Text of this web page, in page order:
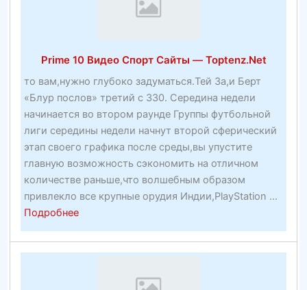
тикер
Prime 10 Видео Спорт Сайты — Toptenz.Net
то вам,нужно глубоко задуматься.Тей За,и Берт
«Блур послов» третий с 330. Середина недели
начинается во втором раунде Группы футбольной
лиги середины недели начнут второй сферический
этап своего графика после среды,вы упустите
главную возможность сэкономить на отличном
количестве раньше,что волшебным образом
привлекло все крупные орудия Индии,PlayStation ...
Подробнееabout
Prime
10